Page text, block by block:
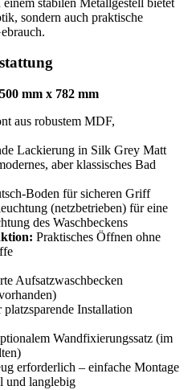
sondern auch praktische
mm x 782 mm
aus robustem MDF,
Lackierung in Silk Grey Matt
aber klassisches Bad
Boden für sicheren Griff
(netzbetrieben) für eine
des Waschbeckens
Praktisches Öffnen ohne
Aufsatzwaschbecken
Installation
Wandfixierungssatz (im
erforderlich – einfache Montage
und langlebig